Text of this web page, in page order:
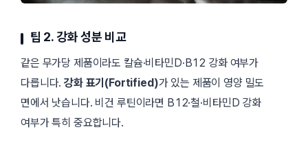
팁 2. 강화 성분 비교
같은 무가당 제품이라도 칼슘·비타민D·B12 강화 여부가
다릅니다.강화 표기(Fortified)가 있는 제품이 영양 밀도
면에서 낫습니다. 비건 루틴이라면 B12·철·비타민D 강화
여부가 특히 중요합니다.